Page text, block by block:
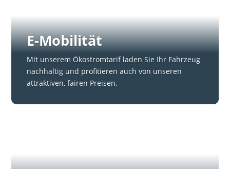
E-Mobilität
Mit unserem Ökostromtarif laden Sie Ihr Fahrzeug
nachhaltig und profitieren auch von unseren
attraktiven, fairen Preisen.